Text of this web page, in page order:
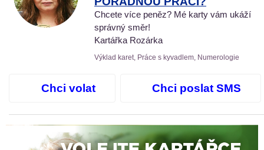
Chcete více peněz? Mé karty vám ukáží
správný směr!
Kartářka Rozárka
Výklad karet, Práce s kyvadlem, Numerologie
Chci volat Chci poslat SMS